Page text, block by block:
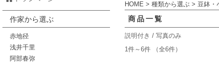
作家から選ぶ
赤地径
浅井千里
阿部春弥
HOME > 種類から選ぶ > 豆鉢・
商品一覧
説明付き / 写真のみ
1件～6件 （全6件）